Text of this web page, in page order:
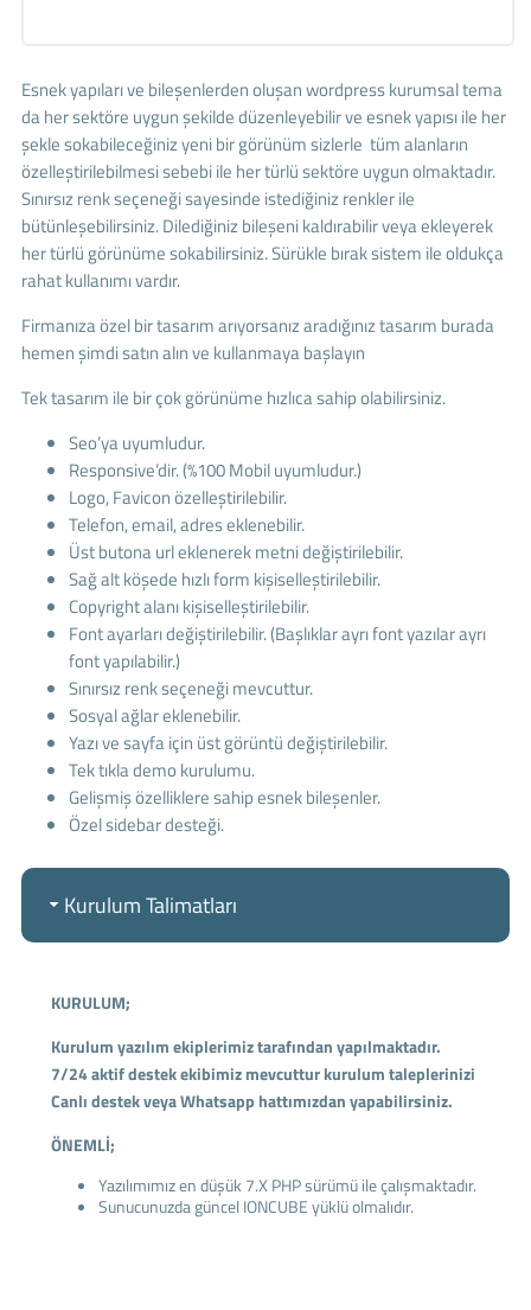
Esnek yapıları ve bileşenlerden oluşan wordpress kurumsal tema
da her sektöre uygun şekilde düzenleyebilir ve esnek yapısı ile her
şekle sokabileceğiniz yeni bir görünüm sizlerle tüm alanların
özelleştirilebilmesi sebebi ile her türlü sektöre uygun olmaktadır.
Sınırsız renk seçeneği sayesinde istediğiniz renkler ile
bütünleşebilirsiniz. Dilediğiniz bileşeni kaldırabilir veya ekleyerek
her türlü görünüme sokabilirsiniz. Sürükle bırak sistem ile oldukça
rahat kullanımı vardır.
Firmanıza özel bir tasarım arıyorsanız aradığınız tasarım burada
hemen şimdi satın alın ve kullanmaya başlayın
Tek tasarım ile bir çok görünüme hızlıca sahip olabilirsiniz.
Seo’ya uyumludur.
Responsive’dir. (%100 Mobil uyumludur.)
Logo, Favicon özelleştirilebilir.
Telefon, email, adres eklenebilir.
Üst butona url eklenerek metni değiştirilebilir.
Sağ alt köşede hızlı form kişiselleştirilebilir.
Copyright alanı kişiselleştirilebilir.
Font ayarları değiştirilebilir. (Başlıklar ayrı font yazılar ayrı
font yapılabilir.)
Sınırsız renk seçeneği mevcuttur.
Sosyal ağlar eklenebilir.
Yazı ve sayfa için üst görüntü değiştirilebilir.
Tek tıkla demo kurulumu.
Gelişmiş özelliklere sahip esnek bileşenler.
Özel sidebar desteği.
Kurulum Talimatları
KURULUM;
Kurulum yazılım ekiplerimiz tarafından yapılmaktadır.
7/24 aktif destek ekibimiz mevcuttur kurulum taleplerinizi
Canlı destek veya Whatsapp hattımızdan yapabilirsiniz.
ÖNEMLİ;
Yazılımımız en düşük 7.X PHP sürümü ile çalışmaktadır.
Sunucunuzda güncel IONCUBE yüklü olmalıdır.